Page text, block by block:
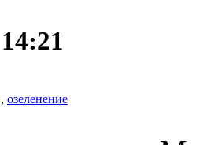
, озеленение